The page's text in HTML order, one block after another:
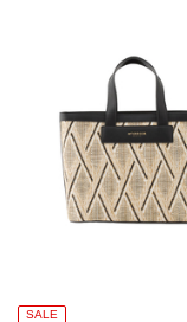
SALE